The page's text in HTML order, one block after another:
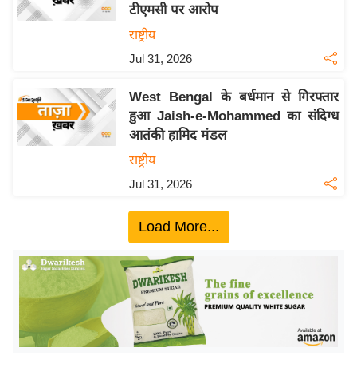
श
यं
ग
इं
ज
ग
ऑ
टीएमसी पर आरोप
राष्ट्रीय
Jul 31, 2026
West Bengal के बर्धमान से गिरफ्तार
हुआ Jaish-e-Mohammed का संदिग्ध
आतंकी हामिद मंडल
राष्ट्रीय
Jul 31, 2026
Load More...